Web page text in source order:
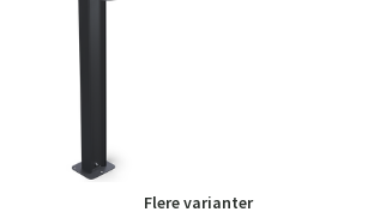
Flere varianter